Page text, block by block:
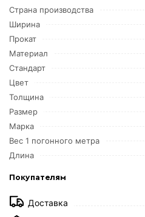
Страна производства
Ширина
Прокат
Материал
Стандарт
Цвет
Толщина
Размер
Марка
Вес 1 погонного метра
Длина
Покупателям
Доставка